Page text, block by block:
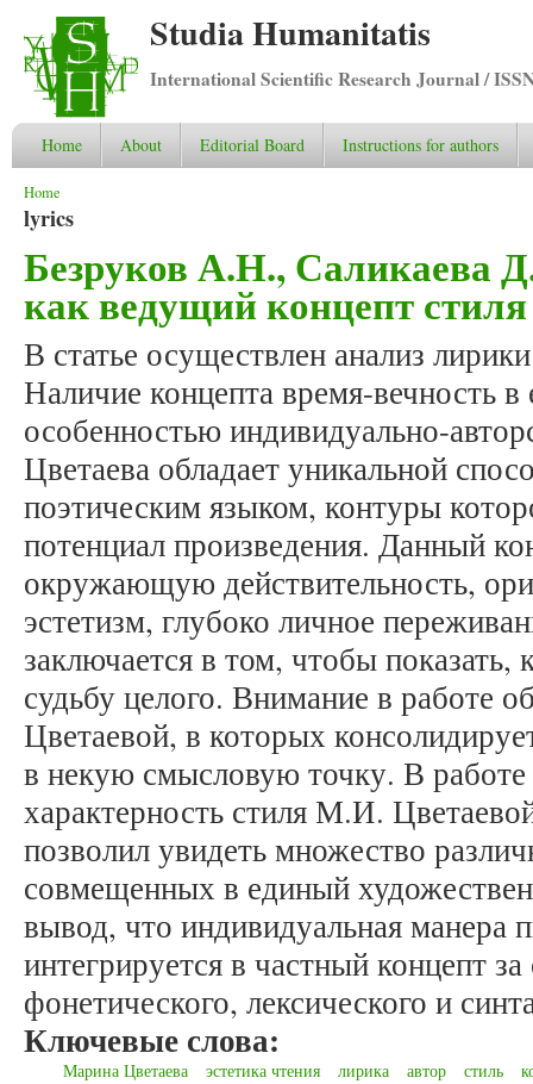
Studia Humanitatis
International Scientific Research Journal /
Home About Editorial Board Instructions for authors
You are here
Home
lyrics
Безруков А.Н., Саликаева
как ведущий концепт
В статье осуществлен анализ
Наличие концепта время-вечность в
особенностью индивидуально-
Цветаева обладает уникальной
поэтическим языком, контуры
потенциал произведения. Данный
окружающую действительность,
эстетизм, глубоко личное
заключается в том, чтобы показать,
судьбу целого. Внимание в работе
Цветаевой, в которых
в некую смысловую точку. В работе
характерность стиля М.И.
позволил увидеть множество
совмещенных в единый
вывод, что индивидуальная манера
интегрируется в частный концепт
фонетического, лексического и
Ключевые слова:
Марина Цветаева эстетика чтения лирика автор стиль